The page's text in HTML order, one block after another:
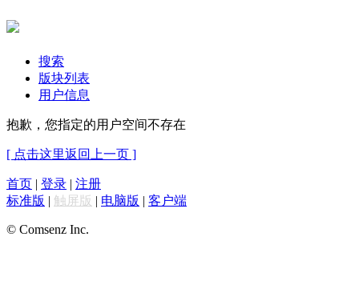
搜索
版块列表
用户信息
抱歉，您指定的用户空间不存在
[ 点击这里返回上一页 ]
首页 | 登录 | 注册
标准版 | 触屏版 | 电脑版 | 客户端
© Comsenz Inc.